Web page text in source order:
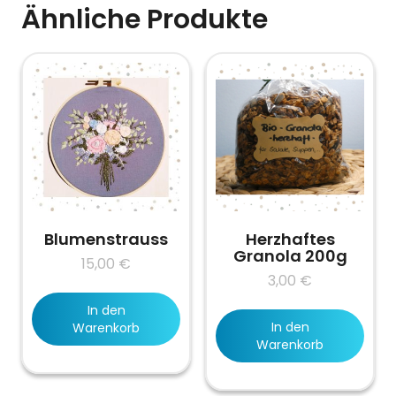
Ähnliche Produkte
Blumenstrauss
15,00 €
In den
Warenkorb
Herzhaftes
Granola 200g
3,00 €
In den
Warenkorb